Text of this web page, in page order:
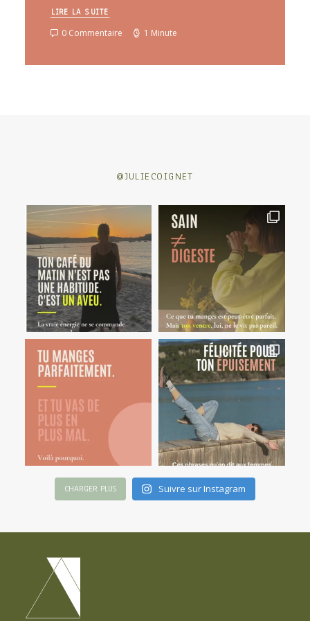
LIRE LA SUITE
0 Commentaire 1 Minute
@JULIECOIGNET
CHARGER PLUS Suivre sur Instagram